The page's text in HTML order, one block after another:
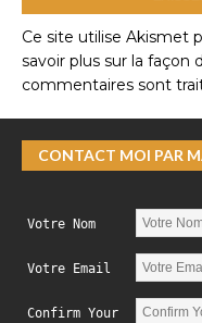
Ce site utilise Akismet
savoir plus sur la façon
commentaires sont
CONTACT MOI PAR
Votre Nom
Votre Email
Confirm Your